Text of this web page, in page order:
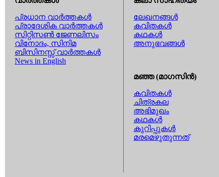
പ്രധാന വാര്‍ത്തകള്‍
പ്രാദേശിക വാര്‍ത്തകള്‍
സിറ്റിസണ്‍ ജേണലിസം
വിനോദം, സിനിമ
ബിസിനസ്സ് വാര്‍ത്തകള്‍
News in English
ലേഖനങ്ങള്‍
കവിതകള്‍
കഥകള്‍
അനുഭവങ്ങള്‍
മഞ്ഞ (മാഗസിന്‍)
കവിതകള്‍
ചിത്രകല
അഭിമുഖം
കഥകള്‍
കുറിപ്പുകള്‍
മരമെഴുതുന്നത്